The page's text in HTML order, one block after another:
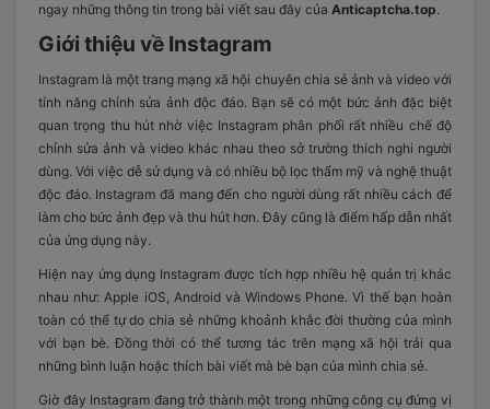
ngay những thông tin trong bài viết sau đây của Anticaptcha.top.
Giới thiệu về Instagram
Instagram là một trang mạng xã hội chuyên chia sẻ ảnh và video với
tính năng chỉnh sửa ảnh độc đáo. Bạn sẽ có một bức ảnh đặc biệt
quan trọng thu hút nhờ việc Instagram phân phối rất nhiều chế độ
chỉnh sửa ảnh và video khác nhau theo sở trường thích nghi người
dùng. Với việc dễ sử dụng và có nhiều bộ lọc thẩm mỹ và nghệ thuật
độc đáo. Instagram đã mang đến cho người dùng rất nhiều cách để
làm cho bức ảnh đẹp và thu hút hơn. Đây cũng là điểm hấp dẫn nhất
của ứng dụng này.
Hiện nay ứng dụng Instagram được tích hợp nhiều hệ quản trị khác
nhau như: Apple iOS, Android và Windows Phone. Vì thế bạn hoàn
toàn có thể tự do chia sẻ những khoảnh khắc đời thường của mình
với bạn bè. Đồng thời có thể tương tác trên mạng xã hội trải qua
những bình luận hoặc thích bài viết mà bè bạn của mình chia sẻ.
Giờ đây Instagram đang trở thành một trong những công cụ đứng vị